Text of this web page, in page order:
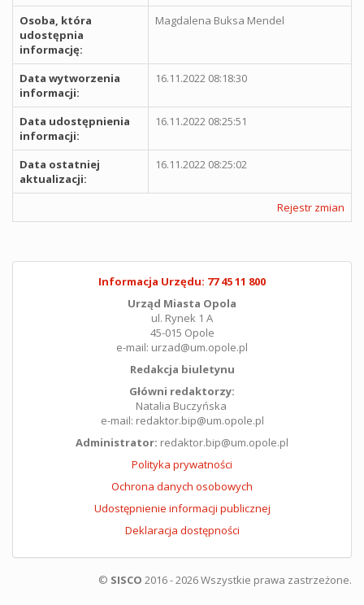
Osoba, która
udostępnia
informację:
Magdalena Buksa Mendel
Data wytworzenia
informacji:
16.11.2022 08:18:30
Data udostępnienia
informacji:
16.11.2022 08:25:51
Data ostatniej
aktualizacji:
16.11.2022 08:25:02
Rejestr zmian
Informacja Urzędu: 77 45 11 800
Urząd Miasta Opola
ul. Rynek 1 A
45-015 Opole
e-mail: urzad@um.opole.pl
Redakcja biuletynu
Główni redaktorzy:
Natalia Buczyńska
e-mail: redaktor.bip@um.opole.pl
Administrator: redaktor.bip@um.opole.pl
Polityka prywatności
Ochrona danych osobowych
Udostępnienie informacji publicznej
Deklaracja dostępności
© SISCO 2016 - 2026 Wszystkie prawa zastrzeżone.